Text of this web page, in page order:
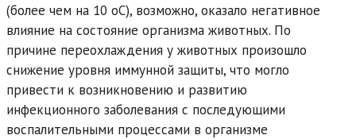
(более чем на 10 oC), возможно, оказало негативное
влияние на состояние организма животных. По
причине переохлаждения у животных произошло
снижение уровня иммунной защиты, что могло
привести к возникновению и развитию
инфекционного заболевания с последующими
воспалительными процессами в организме